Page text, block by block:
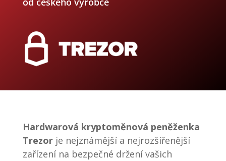
Hardwarová kryptoměnová peněženka
Trezorje nejznámější a nejrozšířenější
zařízení na bezpečné držení vašich